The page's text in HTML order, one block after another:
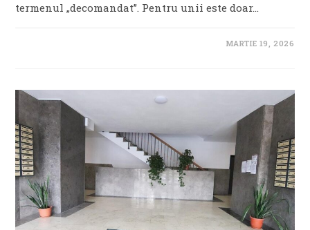
termenul „decomandat”. Pentru unii este doar…
MARTIE 19, 2026